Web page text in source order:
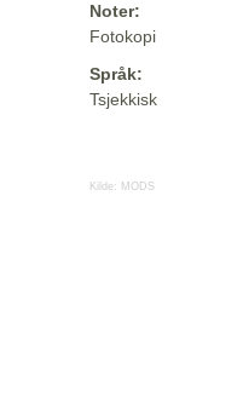
Noter:
Fotokopi
Språk:
Tsjekkisk
Kilde: MODS